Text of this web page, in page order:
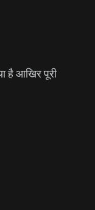
है आखिर पूरी